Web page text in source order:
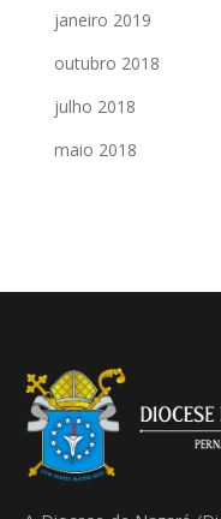
janeiro 2019
outubro 2018
julho 2018
maio 2018